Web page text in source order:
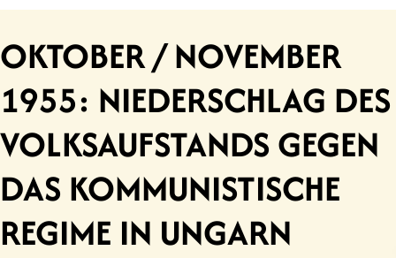
OKTOBER / NOVEMBER
1955: NIEDERSCHLAG DES
VOLKSAUFSTANDS GEGEN
DAS KOMMUNISTISCHE
REGIME IN UNGARN